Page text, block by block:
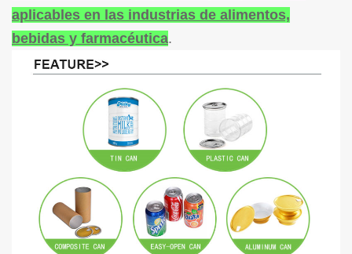
aplicables en las industrias de alimentos,
bebidas y farmacéutica.